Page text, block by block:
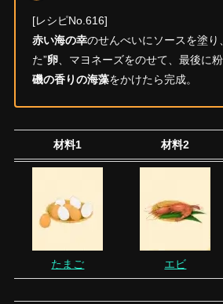
[レシピNo.616]
赤い海の幸のせんべいにソースを塗り
た”卵、マヨネーズをのせて、最後に
磯の香りの海藻をかけたら完成。
材料1 材料2
たまご エビ